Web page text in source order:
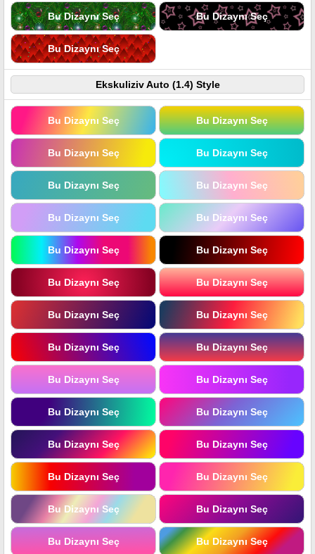
Bu Dizaynı Seç Bu Dizaynı Seç
Bu Dizaynı Seç
Ekskuliziv Auto (1.4) Style
Bu Dizaynı Seç Bu Dizaynı Seç
Bu Dizaynı Seç Bu Dizaynı Seç
Bu Dizaynı Seç Bu Dizaynı Seç
Bu Dizaynı Seç Bu Dizaynı Seç
Bu Dizaynı Seç Bu Dizaynı Seç
Bu Dizaynı Seç Bu Dizaynı Seç
Bu Dizaynı Seç Bu Dizaynı Seç
Bu Dizaynı Seç Bu Dizaynı Seç
Bu Dizaynı Seç Bu Dizaynı Seç
Bu Dizaynı Seç Bu Dizaynı Seç
Bu Dizaynı Seç Bu Dizaynı Seç
Bu Dizaynı Seç Bu Dizaynı Seç
Bu Dizaynı Seç Bu Dizaynı Seç
Bu Dizaynı Seç Bu Dizaynı Seç